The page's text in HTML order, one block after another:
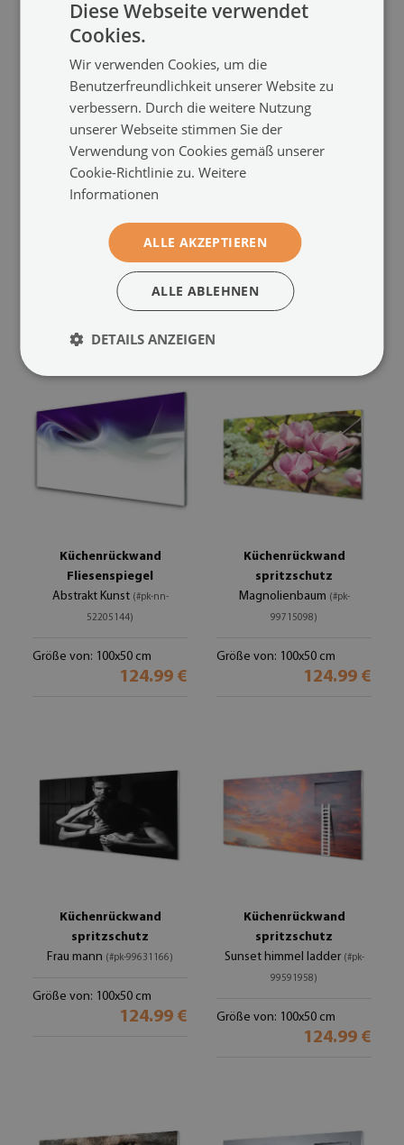
Küchenrückwand
Abstraktes Kunst
(#pk-nn-
114891394)
Größe von: 100x50 cm
124.99 €
Abstrakte Linien Kunst
nn-114891382)
Größe von: 100x50 cm
Küchenrückwand
Fliesenspiegel
Abstrakt Kunst (#pk-nn-
52205144)
Größe von: 100x50 cm
124.99 €
Küchenrückwand
spritzschutz
Magnolienbaum (#pk-
99715098)
Größe von: 100x50 cm
124.99 €
Küchenrückwand
spritzschutz
Frau mann (#pk-99631166)
Größe von: 100x50 cm
124.99 €
Küchenrückwand
spritzschutz
Sunset himmel ladder (#pk-
99591958)
Größe von: 100x50 cm
124.99 €
Diese Webseite verwendet
Cookies.
Wir verwenden Cookies, um die
Benutzerfreundlichkeit unserer Website zu
verbessern. Durch die weitere Nutzung
unserer Webseite stimmen Sie der
Verwendung von Cookies gemäß unserer
Cookie-Richtlinie zu.Weitere
Informationen
ALLE AKZEPTIEREN
ALLE ABLEHNEN
DETAILS ANZEIGEN